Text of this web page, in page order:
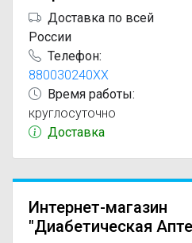
Доставка по всей
России
Телефон:
880030240XX
Время работы:
круглосуточно
Доставка
Интернет-магазин
"Диабетическая